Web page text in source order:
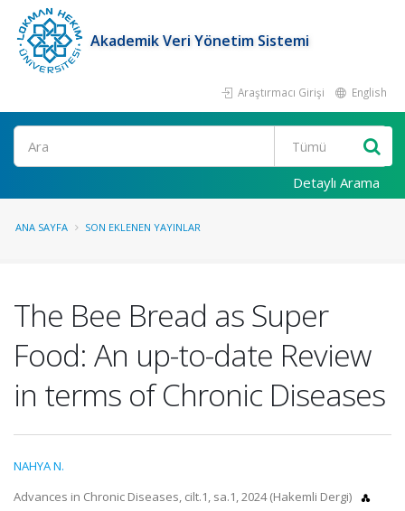
Akademik Veri Yönetim Sistemi
Araştırmacı Girişi English
Ara
Detaylı Arama
ANA SAYFA SON EKLENEN YAYINLAR
The Bee Bread as Super
Food: An up-to-date Review
in terms of Chronic Diseases
NAHYA N.
Advances in Chronic Diseases, cilt.1, sa.1, 2024 (Hakemli Dergi)